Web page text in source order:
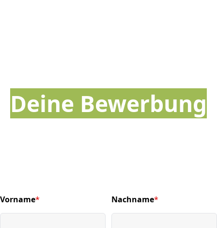
Deine Bewerbung
Vorname*
(required) Nachname*
(required)